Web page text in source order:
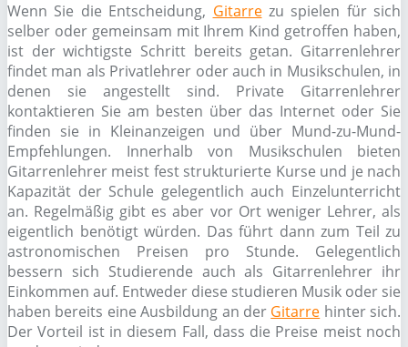
Wenn Sie die Entscheidung, Gitarrezu spielen für sich
selber oder gemeinsam mit Ihrem Kind getroffen haben,
ist der wichtigste Schritt bereits getan. Gitarrenlehrer
findet man als Privatlehrer oder auch in Musikschulen, in
denen sie angestellt sind. Private Gitarrenlehrer
kontaktieren Sie am besten über das Internet oder Sie
finden sie in Kleinanzeigen und über Mund-zu-Mund-
Empfehlungen. Innerhalb von Musikschulen bieten
Gitarrenlehrer meist fest strukturierte Kurse und je nach
Kapazität der Schule gelegentlich auch Einzelunterricht
an. Regelmäßig gibt es aber vor Ort weniger Lehrer, als
eigentlich benötigt würden. Das führt dann zum Teil zu
astronomischen Preisen pro Stunde. Gelegentlich
bessern sich Studierende auch als Gitarrenlehrer ihr
Einkommen auf. Entweder diese studieren Musik oder sie
haben bereits eine Ausbildung an der Gitarre hinter sich.
Der Vorteil ist in diesem Fall, dass die Preise meist noch